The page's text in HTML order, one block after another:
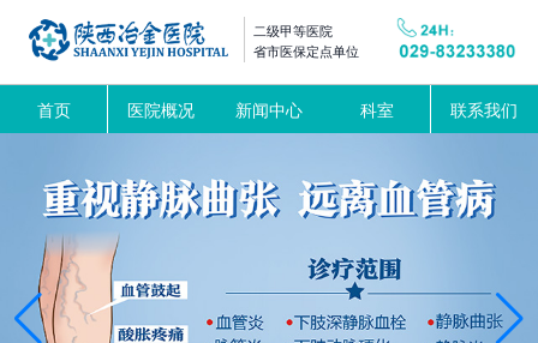
二级甲等医院
省市医保定点单位
首页 医院概况 新闻中心 科室 联系我们